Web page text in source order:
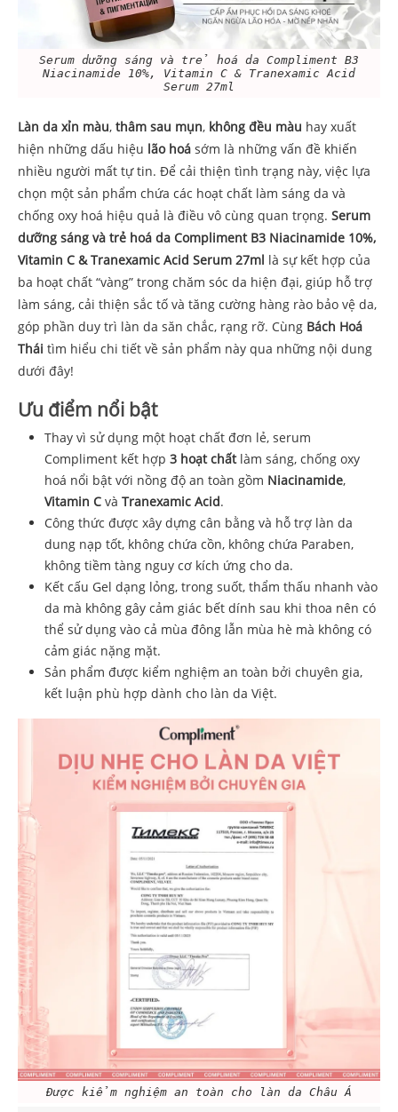
Serum dưỡng sáng và trẻ hoá da Compliment B3
Niacinamide 10%, Vitamin C & Tranexamic Acid
Serum 27ml
Làn da xỉn màu, thâm sau mụn, không đều màu hay xuất
hiện những dấu hiệu lão hoá sớm là những vấn đề khiến
nhiều người mất tự tin. Để cải thiện tình trạng này, việc lựa
chọn một sản phẩm chứa các hoạt chất làm sáng da và
chống oxy hoá hiệu quả là điều vô cùng quan trọng. Serum
dưỡng sáng và trẻ hoá da Compliment B3 Niacinamide 10%,
Vitamin C & Tranexamic Acid Serum 27ml là sự kết hợp của
ba hoạt chất “vàng” trong chăm sóc da hiện đại, giúp hỗ trợ
làm sáng, cải thiện sắc tố và tăng cường hàng rào bảo vệ da,
góp phần duy trì làn da săn chắc, rạng rỡ. Cùng Bách Hoá
Thái tìm hiểu chi tiết về sản phẩm này qua những nội dung
dưới đây!
Ưu điểm nổi bật
Thay vì sử dụng một hoạt chất đơn lẻ, serum
Compliment kết hợp 3 hoạt chất làm sáng, chống oxy
hoá nổi bật với nồng độ an toàn gồm Niacinamide,
Vitamin C và Tranexamic Acid.
Công thức được xây dựng cân bằng và hỗ trợ làn da
dung nạp tốt, không chứa cồn, không chứa Paraben,
không tiềm tàng nguy cơ kích ứng cho da.
Kết cấu Gel dạng lỏng, trong suốt, thẩm thấu nhanh vào
da mà không gây cảm giác bết dính sau khi thoa nên có
thể sử dụng vào cả mùa đông lẫn mùa hè mà không có
cảm giác nặng mặt.
Sản phẩm được kiểm nghiệm an toàn bởi chuyên gia,
kết luận phù hợp dành cho làn da Việt.
Được kiểm nghiệm an toàn cho làn da Châu Á